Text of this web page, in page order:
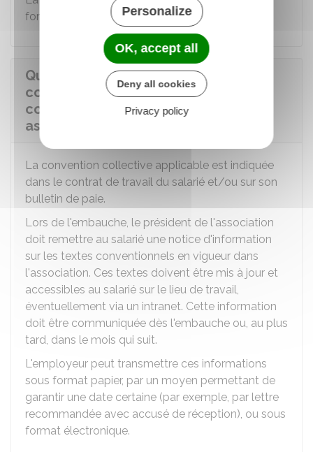
formulaire de déclaration d'emploi.
Quelles informations concernant la
convention collective doivent être
communiquées aux salariés d'une
association ?
La convention collective applicable est indiquée
dans le contrat de travail du salarié et/ou sur son
bulletin de paie.
Lors de l'embauche, le président de l'association
doit remettre au salarié une notice d'information
sur les textes conventionnels en vigueur dans
l'association. Ces textes doivent être mis à jour et
accessibles au salarié sur le lieu de travail,
éventuellement via un intranet. Cette information
doit être communiquée dès l'embauche ou, au plus
tard, dans le mois qui suit.
L'employeur peut transmettre ces informations
sous format papier, par un moyen permettant de
garantir une date certaine (par exemple, par lettre
recommandée avec accusé de réception), ou sous
format électronique.
Personalize
OK, accept all
Deny all cookies
Privacy policy